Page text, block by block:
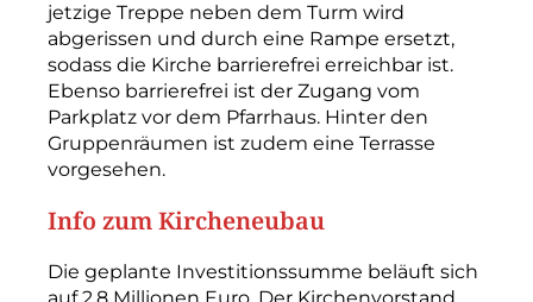
jetzige Treppe neben dem Turm wird
abgerissen und durch eine Rampe ersetzt,
sodass die Kirche barrierefrei erreichbar ist.
Ebenso barrierefrei ist der Zugang vom
Parkplatz vor dem Pfarrhaus. Hinter den
Gruppenräumen ist zudem eine Terrasse
vorgesehen.
Info zum Kircheneubau
Die geplante Investitionssumme beläuft sich